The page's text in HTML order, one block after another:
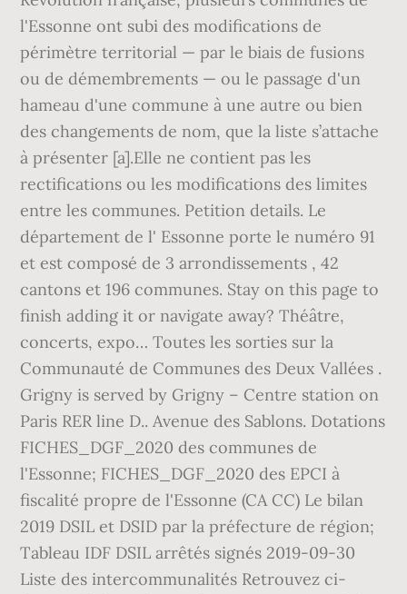
l'Essonne ont subi des modifications de
périmètre territorial — par le biais de fusions
ou de démembrements — ou le passage d'un
hameau d'une commune à une autre ou bien
des changements de nom, que la liste s’attache
à présenter [a].Elle ne contient pas les
rectifications ou les modifications des limites
entre les communes. Petition details. Le
département de l' Essonne porte le numéro 91
et est composé de 3 arrondissements , 42
cantons et 196 communes. Stay on this page to
finish adding it or navigate away? Théâtre,
concerts, expo… Toutes les sorties sur la
Communauté de Communes des Deux Vallées .
Grigny is served by Grigny – Centre station on
Paris RER line D.. Avenue des Sablons. Dotations
FICHES_DGF_2020 des communes de
l'Essonne; FICHES_DGF_2020 des EPCI à
fiscalité propre de l'Essonne (CA CC) Le bilan
2019 DSIL et DSID par la préfecture de région;
Tableau IDF DSIL arrêtés signés 2019-09-30
Liste des intercommunalités Retrouvez ci-